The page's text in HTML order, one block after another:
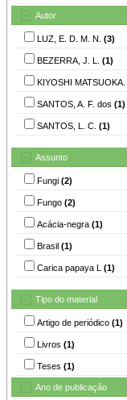
Autor
LUZ, E. D. M. N. (3)
BEZERRA, J. L. (1)
KIYOSHI MATSUOKA.
SANTOS, A. F. dos (1)
SANTOS, L. C. (1)
Assunto
Fungi (2)
Fungo (2)
Acácia-negra (1)
Brasil (1)
Carica papaya L (1)
Tipo do material
Artigo de periódico (1)
Livros (1)
Teses (1)
Ano de publicação